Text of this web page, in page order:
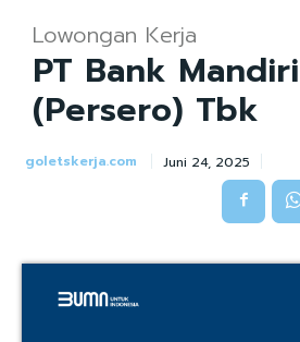
Lowongan Kerja
PT Bank Mandiri
(Persero) Tbk
goletskerja.com Juni 24, 2025